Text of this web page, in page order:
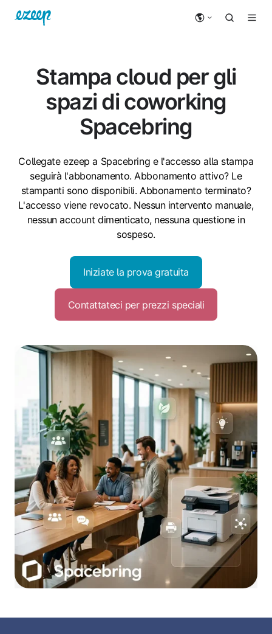
Stampa cloud per gli
spazi di coworking
Spacebring
Collegate ezeep a Spacebring e l'accesso alla stampa
seguirà l'abbonamento. Abbonamento attivo? Le
stampanti sono disponibili. Abbonamento terminato?
L'accesso viene revocato. Nessun intervento manuale,
nessun account dimenticato, nessuna questione in
sospeso.
Iniziate la prova gratuita
Contattateci per prezzi speciali